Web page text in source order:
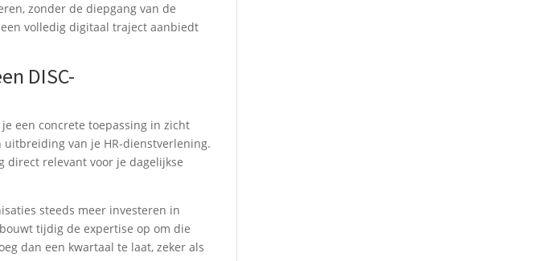
zonder de diepgang van de
volledig digitaal traject aanbiedt
DISC-
een concrete toepassing in zicht
van je HR-dienstverlening.
direct relevant voor je dagelijkse
steeds meer investeren in
tijdig de expertise op om die
dan een kwartaal te laat, zeker als